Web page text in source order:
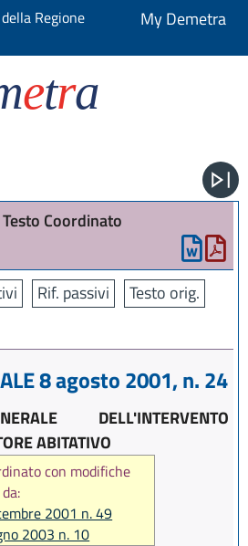
Regione
My Demetra
etra
Coordinato
Rif. passivi
Testo orig.
8 agosto 2001, n. 24
DELL'INTERVENTO
ABITATIVO
con modifiche
2001 n. 49
2003 n. 10